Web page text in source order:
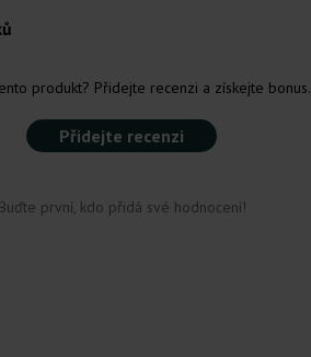
produkt? Přidejte recenzi a získejte bonus.
Přidejte recenzi
Buďte první, kdo přidá své hodnocení!